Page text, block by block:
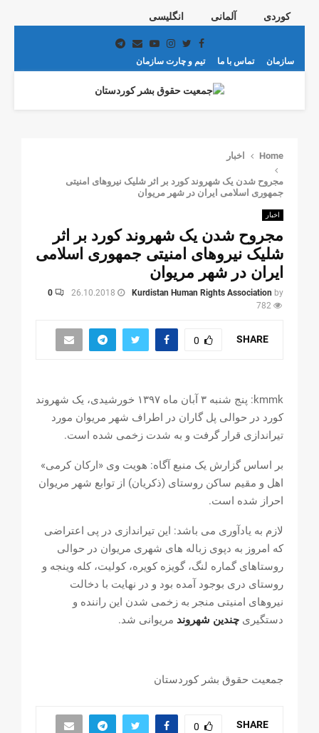
کوردی آلمانی انگلیسی
Facebook
Twitter
Instagram
Youtube
Email
Telegram
سازمان تماس با ما تیم و چارت سازمان
PRIMARY
Home اخبار
مجروح شدن یک شهروند کورد بر اثر شلیک نیروهای امنیتی
جمهوری اسلامی ایران در شهر مریوان
اخبار
مجروح شدن یک شهروند کورد بر اثر
شلیک نیروهای امنیتی جمهوری اسلامی
ایران در شهر مریوان
by
Kurdistan Human Rights Association
26.10.2018
0
782
SHARE
0
kmmk: پنج شنبه ۳ آبان ماه ۱۳۹۷ خورشیدی، یک شهروند
کورد در حوالی پل گاران در اطراف شهر مریوان مورد
تیراندازی قرار گرفت و به شدت زخمی شده است.
بر اساس گزارش یک منبع آگاه: هویت وی «ارکان کرمی»
اهل و مقیم ساکن روستای (ذکریان) از توابع شهر مریوان
احراز شده است.
لازم به یادآوری می باشد: این تیراندازی در پی اعتراضی
که امروز به دپوی زباله های شهری مریوان در حوالی
روستاهای گماره لنگ، گویزه کویره، کولیت، کله وینجه و
روستای دری بوجود آمده بود و در نهایت با دخالت
نیروهای امنیتی منجر به زخمی شدن این راننده و
دستگیری چندین شهروند مریوانی شد.
جمعیت حقوق بشر کوردستان
SHARE
0